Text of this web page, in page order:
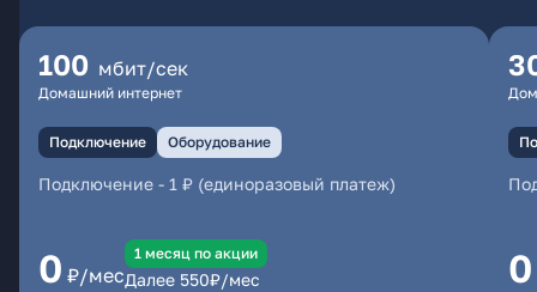
100 мбит/сек
Домашний интернет
Подключение Оборудование
Подключение - 1 ₽ (единоразовый платеж)
0 ₽/мес
1 месяц по акции
Далее 550₽/мес 0